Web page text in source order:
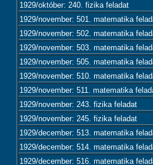
1929/október: 240. fizika feladat
1929/november: 501. matematika
1929/november: 502. matematika
1929/november: 503. matematika
1929/november: 505. matematika
1929/november: 510. matematika
1929/november: 511. matematika
1929/november: 243. fizika feladat
1929/november: 245. fizika feladat
1929/december: 513. matematika
1929/december: 514. matematika
1929/december: 516. matematika